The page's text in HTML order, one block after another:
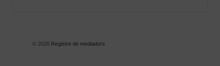
© 2026Registre de mediadors